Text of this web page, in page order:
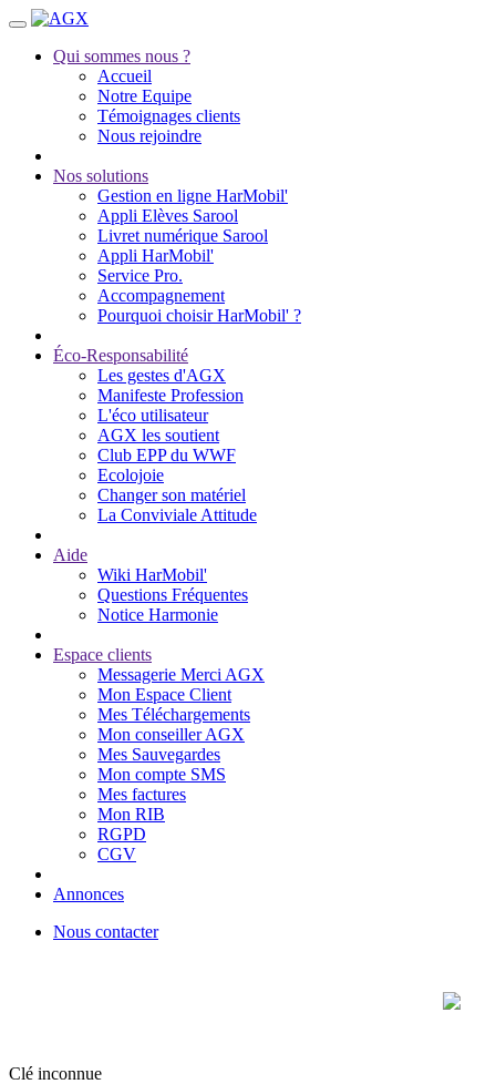
Qui sommes nous ?
Accueil
Notre Equipe
Témoignages clients
Nous rejoindre
Nos solutions
Gestion en ligne HarMobil'
Appli Elèves Sarool
Livret numérique Sarool
Appli HarMobil'
Service Pro.
Accompagnement
Pourquoi choisir HarMobil' ?
Éco-Responsabilité
Les gestes d'AGX
Manifeste Profession
L'éco utilisateur
AGX les soutient
Club EPP du WWF
Ecolojoie
Changer son matériel
La Conviviale Attitude
Aide
Wiki HarMobil'
Questions Fréquentes
Notice Harmonie
Espace clients
Messagerie Merci AGX
Mon Espace Client
Mes Téléchargements
Mon conseiller AGX
Mes Sauvegardes
Mon compte SMS
Mes factures
Mon RIB
RGPD
CGV
Annonces
Nous contacter
Clé inconnue